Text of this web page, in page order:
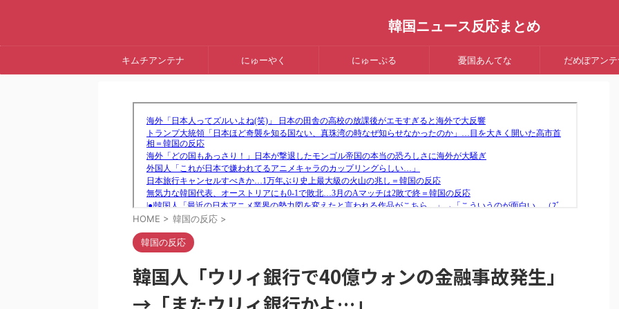
韓国ニュース反応まとめ
キムチアンテナ にゅーやく にゅーぷる 憂国あんてな だめぽアンテ
HOME > 韓国の反応 >
韓国の反応
韓国人「ウリィ銀行で40億ウォンの金融事故発生」